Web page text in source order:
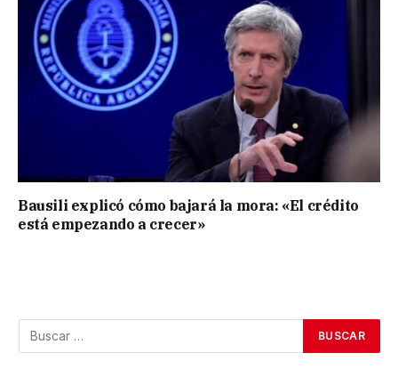
Bausili explicó cómo bajará la mora: «El crédito
está empezando a crecer»